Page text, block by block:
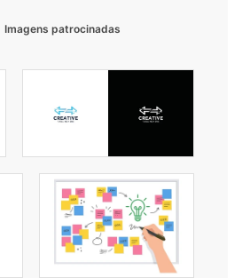
Imagens patrocinadas